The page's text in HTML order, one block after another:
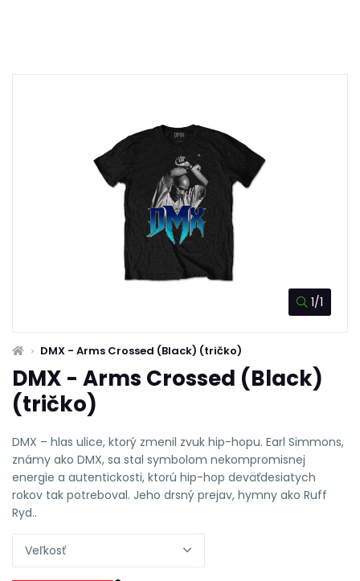
1/1
DMX - Arms Crossed (Black) (tričko)
DMX - Arms Crossed (Black)
(tričko)
DMX – hlas ulice, ktorý zmenil zvuk hip-hopu. Earl Simmons,
známy ako DMX, sa stal symbolom nekompromisnej
energie a autentickosti, ktorú hip-hop deväťdesiatych
rokov tak potreboval. Jeho drsný prejav, hymny ako Ruff
Ryd..
Veľkosť